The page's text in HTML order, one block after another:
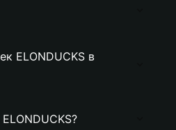
ELONDUCKS в